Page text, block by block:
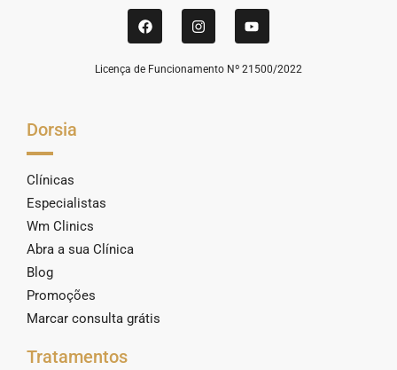
Licença de Funcionamento Nº 21500/2022
Dorsia
Clínicas
Especialistas
Wm Clinics
Abra a sua Clínica
Blog
Promoções
Marcar consulta grátis
Tratamentos